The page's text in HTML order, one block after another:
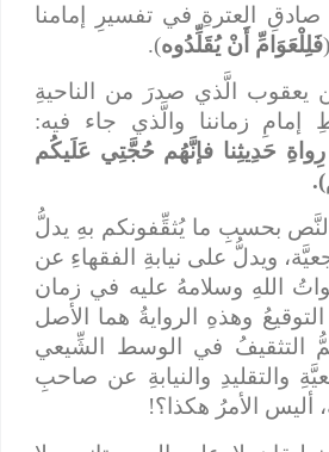
صادقِ العترةِ في تفسيرِ إمامنا
فَلِلْعَوَامِّ أَنْ يُقَلِّدُوه).
يعقوب الَّذي صدرَ من الناحيةِ
زماننا والَّذي جاء فيه:
حَدِيثِنا فإنَّهُم حُجَّتِي عَلَيكُم
بحسبِ ما يُثقِّفونكم بهِ يدلُّ
ويدلُّ على نيابةِ الفقهاءِ عن
اللهِ وسلامهُ عليه في زمان
وهذهِ الروايةُ هما الأصل
التثقيفُ في الوسط الشِّيعي
والتقليدِ والنيابةِ عن صاحبِ
أليس الأمرُ هكذا؟!